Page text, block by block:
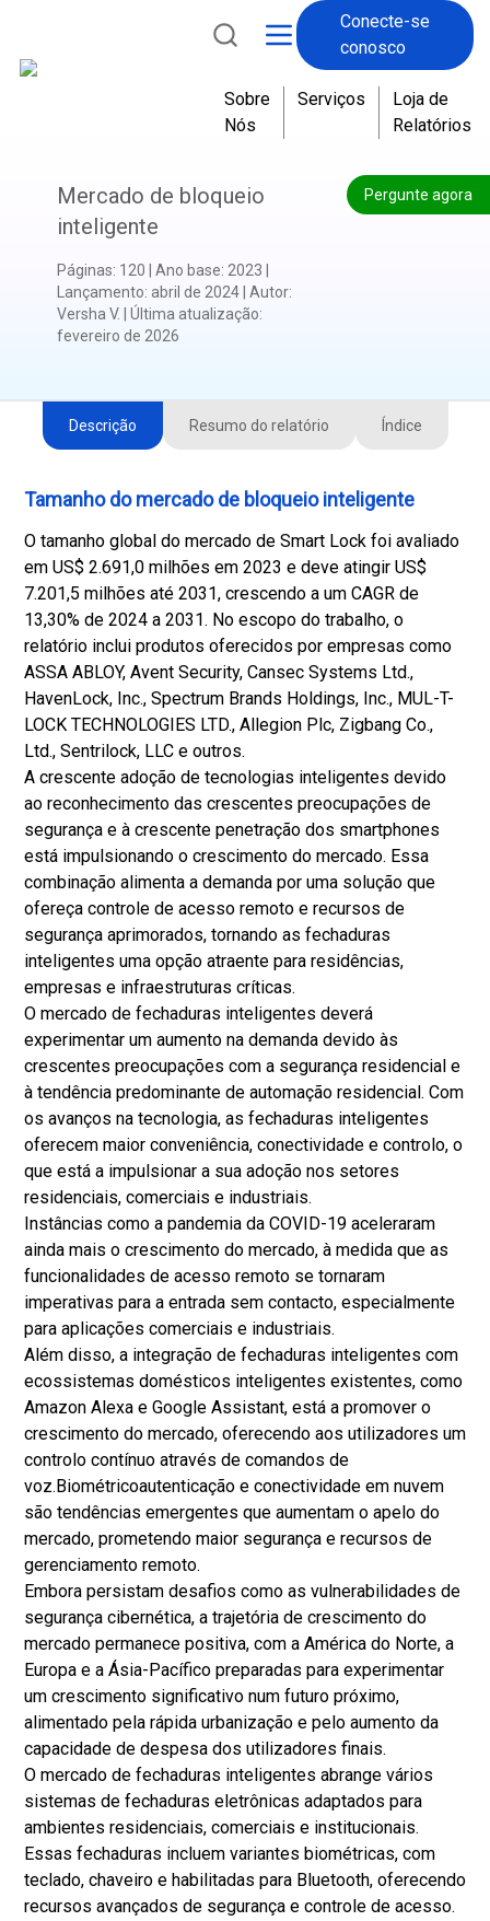
Conecte-se
conosco
Sobre
Nós
Serviços
Loja de
Relatórios
Pergunte agora
Mercado de bloqueio
inteligente
Páginas: 120 Ano base: 2023
Lançamento: abril de 2024| Autor:
Versha V.
Última atualização:
fevereiro de 2026
Descrição Resumo do relatório Índice
Tamanho do mercado de bloqueio inteligente
O tamanho global do mercado de Smart Lock foi avaliado
em US$ 2.691,0 milhões em 2023 e deve atingir US$
7.201,5 milhões até 2031, crescendo a um CAGR de
13,30% de 2024 a 2031. No escopo do trabalho, o
relatório inclui produtos oferecidos por empresas como
ASSA ABLOY, Avent Security, Cansec Systems Ltd.,
HavenLock, Inc., Spectrum Brands Holdings, Inc., MUL-T-
LOCK TECHNOLOGIES LTD., Allegion Plc, Zigbang Co.,
Ltd., Sentrilock, LLC e outros.
A crescente adoção de tecnologias inteligentes devido
ao reconhecimento das crescentes preocupações de
segurança e à crescente penetração dos smartphones
está impulsionando o crescimento do mercado. Essa
combinação alimenta a demanda por uma solução que
ofereça controle de acesso remoto e recursos de
segurança aprimorados, tornando as fechaduras
inteligentes uma opção atraente para residências,
empresas e infraestruturas críticas.
O mercado de fechaduras inteligentes deverá
experimentar um aumento na demanda devido às
crescentes preocupações com a segurança residencial e
à tendência predominante de automação residencial. Com
os avanços na tecnologia, as fechaduras inteligentes
oferecem maior conveniência, conectividade e controlo, o
que está a impulsionar a sua adoção nos setores
residenciais, comerciais e industriais.
Instâncias como a pandemia da COVID-19 aceleraram
ainda mais o crescimento do mercado, à medida que as
funcionalidades de acesso remoto se tornaram
imperativas para a entrada sem contacto, especialmente
para aplicações comerciais e industriais.
Além disso, a integração de fechaduras inteligentes com
ecossistemas domésticos inteligentes existentes, como
Amazon Alexa e Google Assistant, está a promover o
crescimento do mercado, oferecendo aos utilizadores um
controlo contínuo através de comandos de
voz.Biométricoautenticação e conectividade em nuvem
são tendências emergentes que aumentam o apelo do
mercado, prometendo maior segurança e recursos de
gerenciamento remoto.
Embora persistam desafios como as vulnerabilidades de
segurança cibernética, a trajetória de crescimento do
mercado permanece positiva, com a América do Norte, a
Europa e a Ásia-Pacífico preparadas para experimentar
um crescimento significativo num futuro próximo,
alimentado pela rápida urbanização e pelo aumento da
capacidade de despesa dos utilizadores finais.
O mercado de fechaduras inteligentes abrange vários
sistemas de fechaduras eletrônicas adaptados para
ambientes residenciais, comerciais e institucionais.
Essas fechaduras incluem variantes biométricas, com
teclado, chaveiro e habilitadas para Bluetooth, oferecendo
recursos avançados de segurança e controle de acesso.